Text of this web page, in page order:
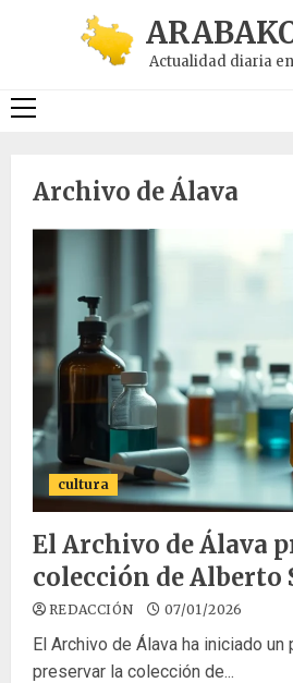
Actualidad diaria
Menú
Archivo de Álava
cultura
El Archivo de Álava
colección de Alberto
REDACCIÓN 07/01/2026
El Archivo de Álava ha iniciado
preservar la colección de...